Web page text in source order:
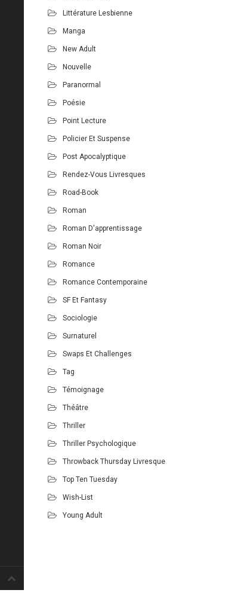
Littérature Lesbienne
Manga
New Adult
Nouvelle
Paranormal
Poésie
Point Lecture
Policier Et Suspense
Post Apocalyptique
Rendez-Vous Livresques
Road-Book
Roman
Roman D'apprentissage
Roman Noir
Romance
Romance Contemporaine
SF Et Fantasy
Sociologie
Surnaturel
Swaps Et Challenges
Tag
Témoignage
Théâtre
Thriller
Thriller Psychologique
Throwback Thursday Livresque
Top Ten Tuesday
Wish-List
Young Adult